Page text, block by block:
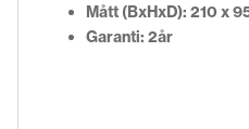
Mått (BxHxD): 210 x
Garanti: 2år